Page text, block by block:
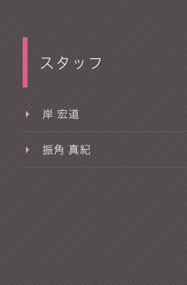
スタッフ
岸 宏道
振角 真紀